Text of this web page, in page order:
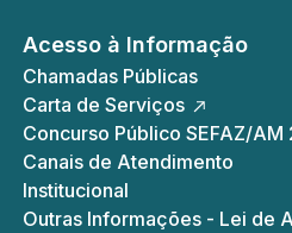
Acesso à Informação
Chamadas Públicas
Carta de Serviços
Concurso Público SEFAZ/AM
Canais de Atendimento
Institucional
Outras Informações - Lei de